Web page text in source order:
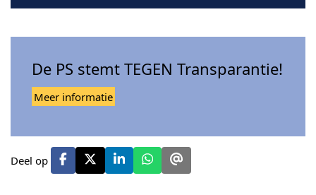
De PS stemt TEGEN Transparantie!
Meer informatie
Deel op